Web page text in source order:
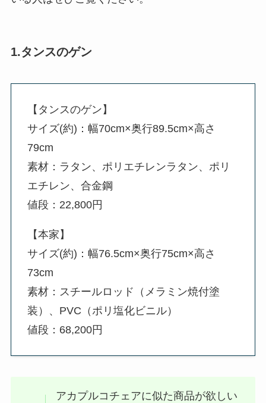
1.タンスのゲン
【タンスのゲン】
サイズ(約)：幅70cm×奥行89.5cm×高さ
79cm
素材：ラタン、ポリエチレンラタン、ポリ
エチレン、合金鋼
値段：22,800円
【本家】
サイズ(約)：幅76.5cm×奥行75cm×高さ
73cm
素材：スチールロッド（メラミン焼付塗
装）、PVC（ポリ塩化ビニル）
値段：68,200円
アカプルコチェアに似た商品が欲しい